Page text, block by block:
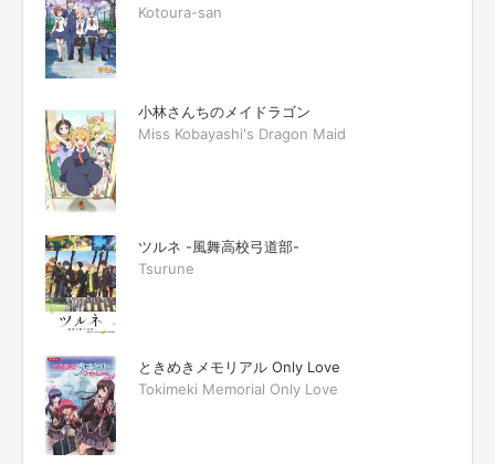
Kotoura-san
小林さんちのメイドラゴン
Miss Kobayashi's Dragon Maid
ツルネ -風舞高校弓道部-
Tsurune
ときめきメモリアル Only Love
Tokimeki Memorial Only Love